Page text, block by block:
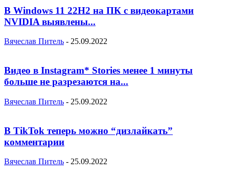
В Windows 11 22H2 на ПК с видеокартами
NVIDIA выявлены...
Вячеслав Питель - 25.09.2022
Видео в Instagram* Stories менее 1 минуты
больше не разрезаются на...
Вячеслав Питель - 25.09.2022
В TikTok теперь можно “дизлайкать”
комментарии
Вячеслав Питель - 25.09.2022